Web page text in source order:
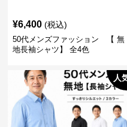
¥6,400 (税込)
50代メンズファッション 【 無
地長袖シャツ】 全4色
人